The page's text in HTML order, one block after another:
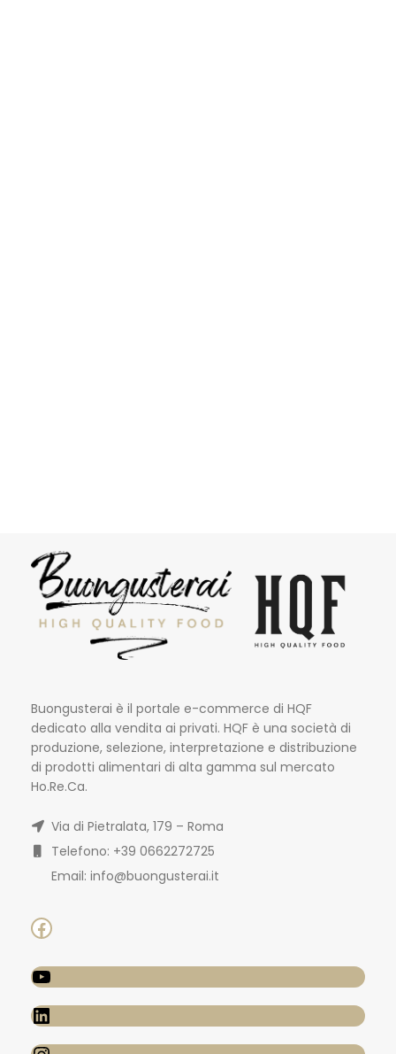
Buongusterai è il portale e-commerce di HQF
dedicato alla vendita ai privati. HQF è una società di
produzione, selezione, interpretazione e distribuzione
di prodotti alimentari di alta gamma sul mercato
Ho.Re.Ca.
Via di Pietralata, 179 – Roma
Telefono: +39 0662272725
Email: info@buongusterai.it